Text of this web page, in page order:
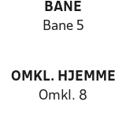
BANE
Bane 5
OMKL. HJEMME
Omkl. 8